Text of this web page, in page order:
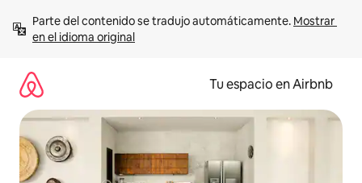
contenido
Parte del contenido se tradujo automáticamente. Mostrar
en el idioma original
Tu espacio en Airbnb